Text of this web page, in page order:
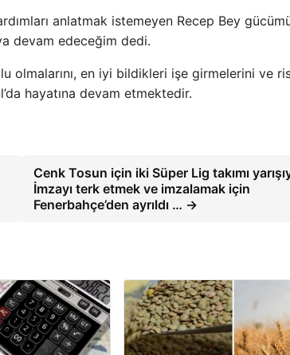
anlatmak istemeyen Recep Bey
devam edeceğim dedi.
olmalarını, en iyi bildikleri işe girmelerini ve
hayatına devam etmektedir.
Cenk Tosun için iki Süper Lig takımı
İmzayı terk etmek ve imzalamak için
Fenerbahçe’den ayrıldı … →